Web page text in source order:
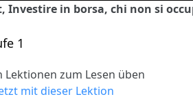
Investire in borsa, chi non si
1
Lektionen zum Lesen üben
mit dieser Lektion